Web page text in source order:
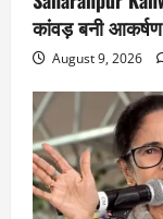
कांवड़ बनी
August 9, 2026